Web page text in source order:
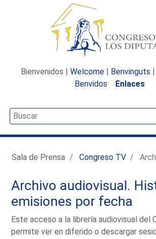
Bienvenidos | Welcome | Benvinguts |
Benvidos
Enlaces
Sala de Prensa Congreso TV
Archivo audiovisual.
emisiones por fecha
Este acceso a la librería audiovisual del
permite ver en diferido o descargar